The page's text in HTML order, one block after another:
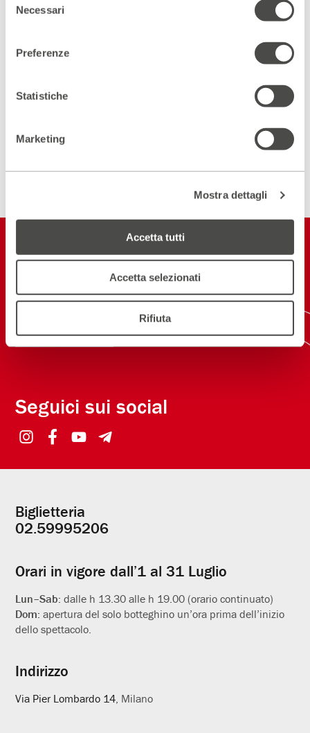
delNecessari
Preferenze
Statistiche
Marketing
Mostra dettagli
Accetta tutti
Accetta selezionati
Rifiuta
DIVENTA PARTNER
contatto
ISCRIVITI ALLA NEWSLETTER
NEW! SCARICA L'APP
Seguici sui social
Informazioni
utili
Biglietteria
02.59995206
Orari in vigore dall’1 al 31 Luglio
Lun–Sab:dalle h 13.30 alle h 19.00 (orario continuato)
Dom:apertura del solo botteghino un’ora prima dell’inizio
dello spettacolo.
Indirizzo
Via Pier Lombardo 14 , Milano